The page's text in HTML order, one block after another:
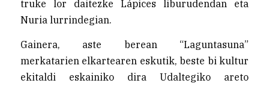
truke lor daitezke Lápices liburudendan eta
Nuria lurrindegian.
Gainera, aste berean “Laguntasuna”
merkatarien elkartearen eskutik, beste bi kultur
ekitaldi eskainiko dira Udaltegiko areto